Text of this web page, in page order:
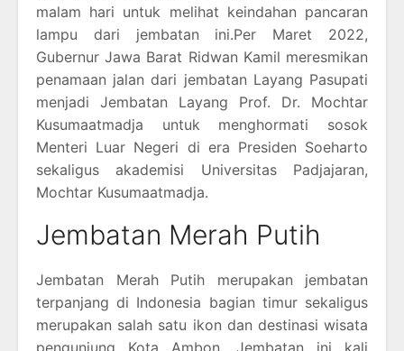
malam hari untuk melihat keindahan pancaran
lampu dari jembatan ini.Per Maret 2022,
Gubernur Jawa Barat Ridwan Kamil meresmikan
penamaan jalan dari jembatan Layang Pasupati
menjadi Jembatan Layang Prof. Dr. Mochtar
Kusumaatmadja untuk menghormati sosok
Menteri Luar Negeri di era Presiden Soeharto
sekaligus akademisi Universitas Padjajaran,
Mochtar Kusumaatmadja.
Jembatan Merah Putih
Jembatan Merah Putih merupakan jembatan
terpanjang di Indonesia bagian timur sekaligus
merupakan salah satu ikon dan destinasi wisata